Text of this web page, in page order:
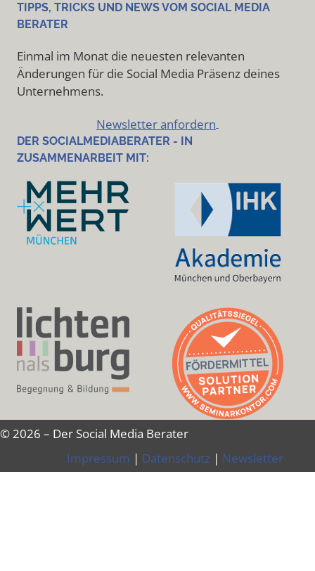
TIPPS, TRICKS UND NEWS VOM SOCIAL MEDIA
BERATER
Einmal im Monat die neuesten relevanten
Änderungen für die Social Media Präsenz deines
Unternehmens.
Newsletter anfordern
DER SOCIALMEDIABERATER - IN
ZUSAMMENARBEIT MIT:
© 2026 – Der Social Media Berater
Impressum | Datenschutz | Newsletter